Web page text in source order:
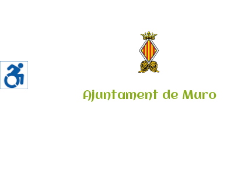
Ajuntament de Muro